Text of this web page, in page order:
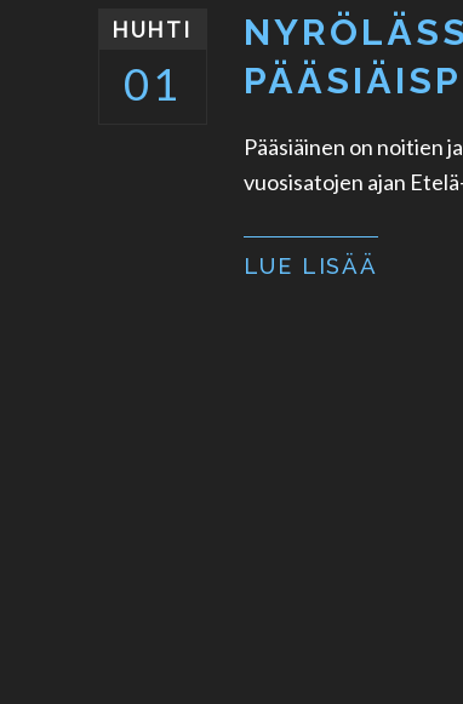
HUHTI
01
Pääsiäinen on noitien
vuosisatojen ajan
LUE LISÄÄ